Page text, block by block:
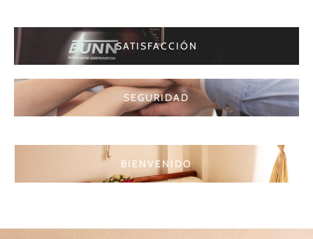
SATISFACCIÓN
SEGURIDAD
BIENVENIDO